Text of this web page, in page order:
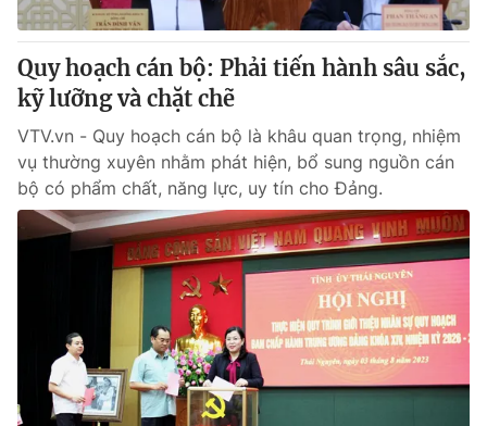
Quy hoạch cán bộ: Phải tiến hành sâu sắc,
kỹ lưỡng và chặt chẽ
VTV.vn - Quy hoạch cán bộ là khâu quan trọng, nhiệm
vụ thường xuyên nhằm phát hiện, bổ sung nguồn cán
bộ có phẩm chất, năng lực, uy tín cho Đảng.